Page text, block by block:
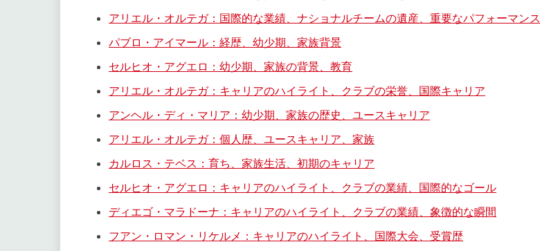
アリエル・オルテガ：国際的な業績、ナショナルチームの遺産、重要なパフォーマンス
パブロ・アイマール：経歴、幼少期、家族背景
セルヒオ・アグエロ：幼少期、家族の背景、教育
アリエル・オルテガ：キャリアのハイライト、クラブの栄誉、国際キャリア
アンヘル・ディ・マリア：幼少期、家族の歴史、ユースキャリア
アリエル・オルテガ：個人歴、ユースキャリア、家族
カルロス・テベス：育ち、家族生活、初期のキャリア
セルヒオ・アグエロ：キャリアのハイライト、クラブの業績、国際的なゴール
ディエゴ・マラドーナ：キャリアのハイライト、クラブの業績、象徴的な瞬間
フアン・ロマン・リケルメ：キャリアのハイライト、国際大会、受賞歴